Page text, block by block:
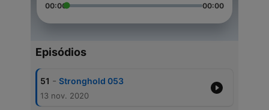
00:00 00:00
Episódios
51 - Stronghold 053
13 nov. 2020